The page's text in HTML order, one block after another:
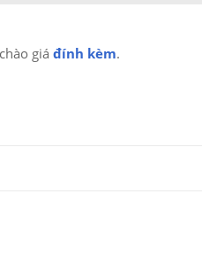
giá đính kèm.